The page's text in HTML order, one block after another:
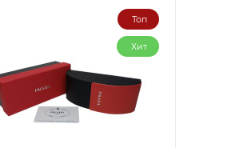
Топ
Хит